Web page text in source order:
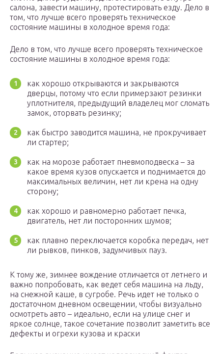
салона, завести машину, протестировать езду. Дело в
том, что лучше всего проверять техническое
состояние машины в холодное время года:
Дело в том, что лучше всего проверять техническое
состояние машины в холодное время года:
как хорошо открываются и закрываются
дверцы, потому что если примерзают резинки
уплотнителя, предыдущий владелец мог сломать
замок, оторвать резинку;
как быстро заводится машина, не прокручивает
ли стартер;
как на морозе работает пневмоподвеска – за
какое время кузов опускается и поднимается до
максимальных величин, нет ли крена на одну
сторону;
как хорошо и равномерно работает печка,
двигатель, нет ли посторонних шумов;
как плавно переключается коробка передач, нет
ли рывков, пинков, задумчивых пауз.
К тому же, зимнее вождение отличается от летнего и
важно попробовать, как ведет себя машина на льду,
на снежной каше, в сугробе. Речь идет не только о
достаточном дневном освещении, чтобы визуально
осмотреть авто – идеально, если на улице снег и
яркое солнце, такое сочетание позволит заметить все
дефекты и огрехи кузова и краски